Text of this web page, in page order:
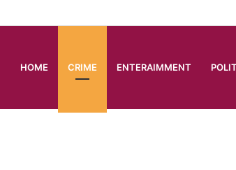
HOME CRIME ENTERAIMMENT